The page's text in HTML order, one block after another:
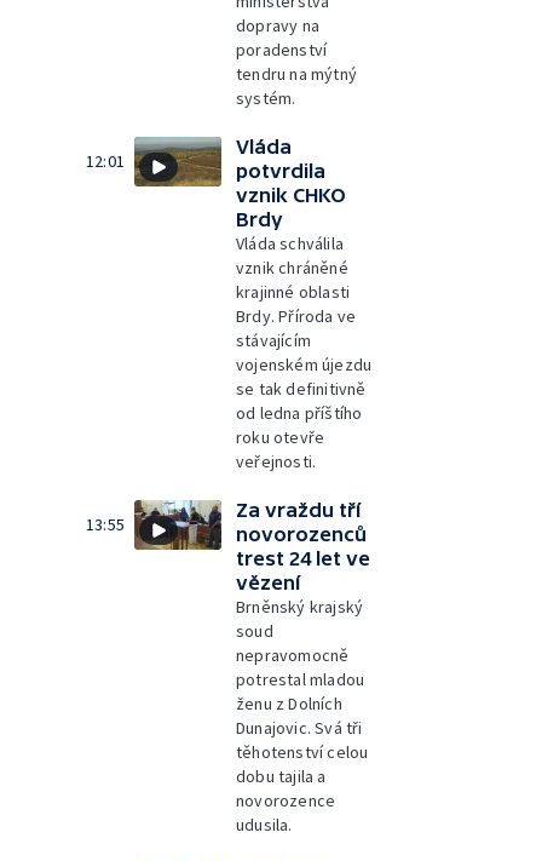
dopravy na
poradenství
tendru na mýtný
systém.
12:01
Vláda
potvrdila
vznik CHKO
Brdy
Vláda schválila
vznik chráněné
krajinné oblasti
Brdy. Příroda ve
stávajícím
vojenském újezdu
se tak definitivně
od ledna příštího
roku otevře
veřejnosti.
13:55
Za vraždu tří
novorozenců
trest 24 let ve
vězení
Brněnský krajský
soud
nepravomocně
potrestal mladou
ženu z Dolních
Dunajovic. Svá tři
těhotenství celou
dobu tajila a
novorozence
udusila.